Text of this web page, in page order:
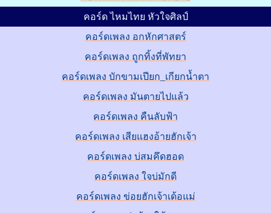
คอร์ด ไหมไทย หัวใจศิลป์
คอร์ดเพลง อกหักศาสตร์
คอร์ดเพลง ถูกทิ้งที่พัทยา
คอร์ดเพลง บักขามเปียก_เกียกน้ำตา
คอร์ดเพลง มันตายไปแล้ว
คอร์ดเพลง คืนลับฟ้า
คอร์ดเพลง เสียแฮงอ้ายฮักเจ้า
คอร์ดเพลง บ่สมคึดฮอด
คอร์ดเพลง ใจบ่มักดี
คอร์ดเพลง ข่อยฮักเจ้าเด้อแม่